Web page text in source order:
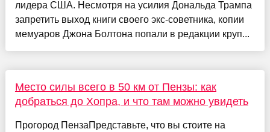
лидера США. Несмотря на усилия Дональда Трампа
запретить выход книги своего экс-советника, копии
мемуаров Джона Болтона попали в редакции круп...
Место силы всего в 50 км от Пензы: как
добраться до Хопра, и что там можно увидеть
Прогород ПензаПредставьте, что вы стоите на